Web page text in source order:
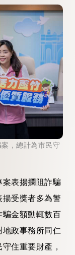
，總計為市民守
表揚攔阻詐騙
受獎者多為警
金額動輒數百
政事務所同仁
住重要財產，